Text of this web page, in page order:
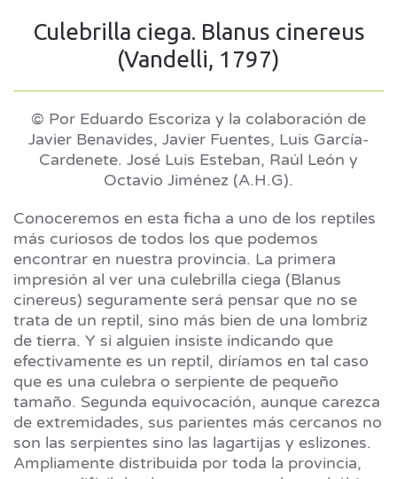
Culebrilla ciega. Blanus cinereus
(Vandelli, 1797)
© Por Eduardo Escoriza y la colaboración de
Javier Benavides, Javier Fuentes, Luis García-
Cardenete. José Luis Esteban, Raúl León y
Octavio Jiménez (A.H.G).
Conoceremos en esta ficha a uno de los reptiles
más curiosos de todos los que podemos
encontrar en nuestra provincia. La primera
impresión al ver una culebrilla ciega (Blanus
cinereus) seguramente será pensar que no se
trata de un reptil, sino más bien de una lombriz
de tierra. Y si alguien insiste indicando que
efectivamente es un reptil, diríamos en tal caso
que es una culebra o serpiente de pequeño
tamaño. Segunda equivocación, aunque carezca
de extremidades, sus parientes más cercanos no
son las serpientes sino las lagartijas y eslizones.
Ampliamente distribuida por toda la provincia,